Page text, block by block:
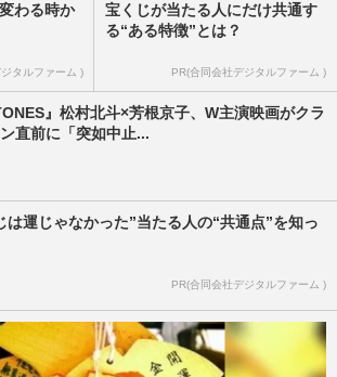
わる時か
タルファーム )
宝くじが当たる人にだけ共通す
る“ある特徴”とは？
PR(合同会社デジタルファーム )
』松村北斗×芳根京子、W主演映画がクラ
直前に「突如中止...
は運じゃなかった”当たる人の“共通点”を知っ
PR(合同会社デジタルファーム )